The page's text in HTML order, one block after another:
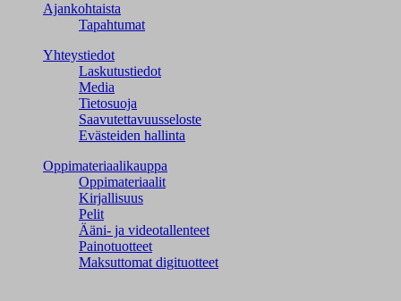
Ajankohtaista
Tapahtumat
Yhteystiedot
Laskutustiedot
Media
Tietosuoja
Saavutettavuusseloste
Evästeiden hallinta
Oppimateriaalikauppa
Oppimateriaalit
Kirjallisuus
Pelit
Ääni- ja videotallenteet
Painotuotteet
Maksuttomat digituotteet